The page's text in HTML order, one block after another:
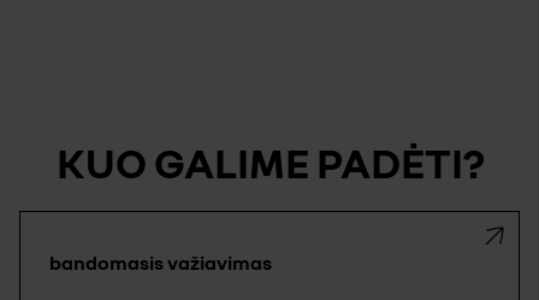
KUO GALIME PADĖTI?
bandomasis važiavimas